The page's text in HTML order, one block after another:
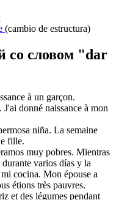
(cambio de estructura)
со словом "dar
à un garçon.
J'ai donné naissance à mon
niña. La semaine
fille.
muy pobres. Mientras
varios días y la
cocina. Mon épouse a
étions très pauvres.
et des légumes pendant